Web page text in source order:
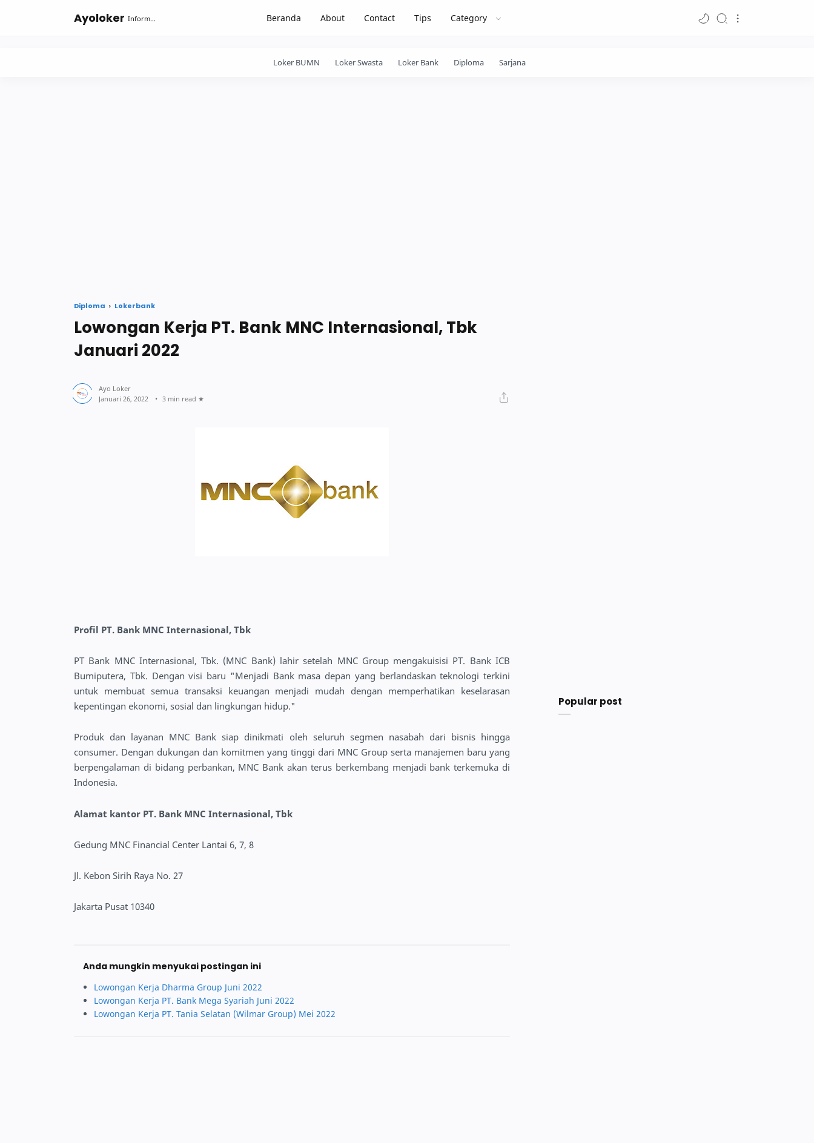
Ayoloker Informasi lowongan khusus Fresh Graduate lulusan Diploma-Sarjana.... Beranda About Contact Tips Category
Loker BUMN Loker Swasta Loker Bank Diploma Sarjana
Diploma Lokerbank
Lowongan Kerja PT. Bank MNC Internasional, Tbk
Januari 2022
3 min read
Profil PT. Bank MNC Internasional, Tbk
PT Bank MNC Internasional, Tbk. (MNC Bank) lahir setelah MNC Group mengakuisisi PT. Bank ICB
Bumiputera, Tbk. Dengan visi baru "Menjadi Bank masa depan yang berlandaskan teknologi terkini
untuk membuat semua transaksi keuangan menjadi mudah dengan memperhatikan keselarasan
kepentingan ekonomi, sosial dan lingkungan hidup."
Produk dan layanan MNC Bank siap dinikmati oleh seluruh segmen nasabah dari bisnis hingga
consumer. Dengan dukungan dan komitmen yang tinggi dari MNC Group serta manajemen baru yang
berpengalaman di bidang perbankan, MNC Bank akan terus berkembang menjadi bank terkemuka di
Indonesia.
Alamat kantor PT. Bank MNC Internasional, Tbk
Gedung MNC Financial Center Lantai 6, 7, 8
Jl. Kebon Sirih Raya No. 27
Jakarta Pusat 10340
Anda mungkin menyukai postingan ini
Lowongan Kerja Dharma Group Juni 2022
Lowongan Kerja PT. Bank Mega Syariah Juni 2022
Lowongan Kerja PT. Tania Selatan (Wilmar Group) Mei 2022
Popular post